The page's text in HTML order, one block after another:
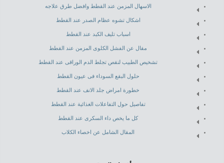
الاسهال المزمن عند القطط وافضل طرق علاجه
اشكال تشوه عظام الصدر عند القطط
اسباب تليف الكبد عند القطط
مقال عن الفشل الكلوى المزمن عند القطط
تشخيص الطبيب لنقص تجلط الدم الوراقى عند القطط
حلول البقع السوداء فى عيون القطط
خطورة امراض جلد الانف عند القطط
تفاصيل حول التفاعلات الغذائية عند القطط
كل ما يخص داء السكرى عند القطط
المقال الشامل عن اخصاء الكلاب